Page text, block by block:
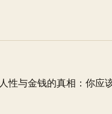
人性与金钱的真相：你应